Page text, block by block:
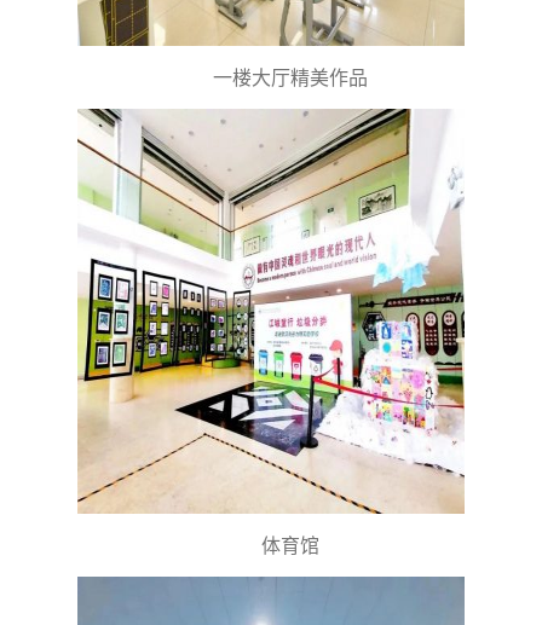
一楼大厅精美作品
体育馆